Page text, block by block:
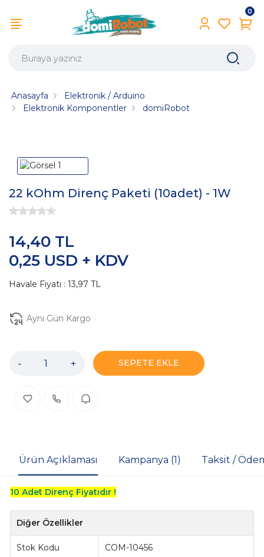
0
Anasayfa
Elektronik / Arduino
Elektronik Komponentler
domiRobot
22 kOhm Direnç Paketi (10adet) - 1W
0,25 USD + KDV
14,40 TL
Havale Fiyatı : 13,97 TL
Aynı Gün Kargo
- + SEPETE EKLE
Ürün Açıklaması Kampanya (1) Taksit /
10 Adet Direnç Fiyatıdır !
Diğer Özellikler
Stok Kodu COM-10456